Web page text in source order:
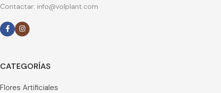
Contactar: info@volplant.com
CATEGORÍAS
Flores Artificiales